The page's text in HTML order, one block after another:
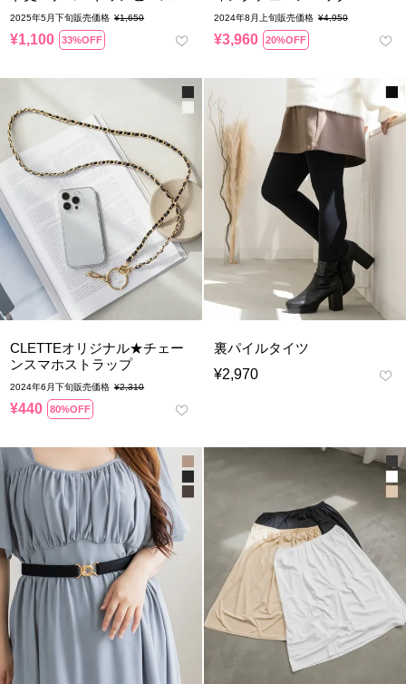
2025年5月下旬販売価格 ¥1,650
¥1,100 33%OFF
2024年8月上旬販売価格 ¥4,950
¥3,960 20%OFF
CLETTEオリジナル★チェー
ンスマホストラップ
2024年6月下旬販売価格 ¥2,310
¥440 80%OFF
裏パイルタイツ
¥2,970